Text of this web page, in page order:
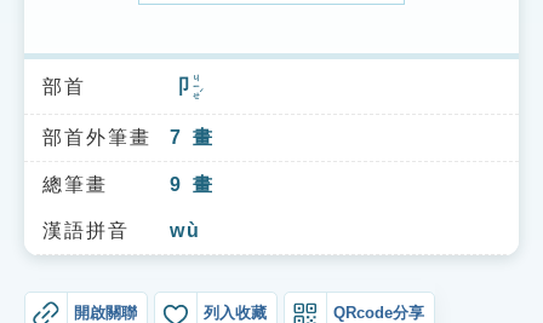
索引選單
知識索引
單字索引
生命大百科索引
遊戲專區
部首 卩 ㄐㄧㄝˊ
部首外筆畫 7 畫
總筆畫 9 畫
漢語拼音 wù
開啟關聯 列入收藏 QRcode分享